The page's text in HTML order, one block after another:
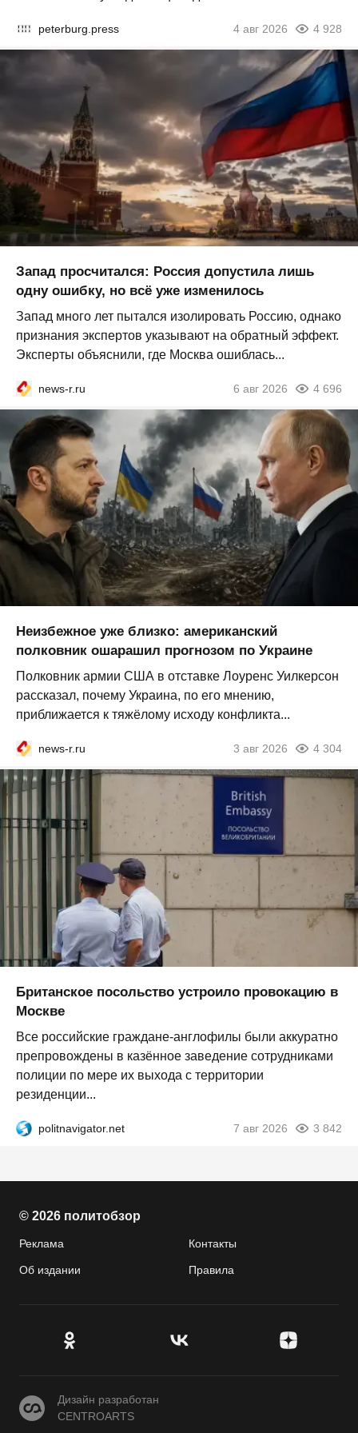
peterburg.press 4 авг 2026 4 928
Запад просчитался: Россия допустила лишь
одну ошибку, но всё уже изменилось
Запад много лет пытался изолировать Россию, однако
признания экспертов указывают на обратный эффект.
Эксперты объяснили, где Москва ошиблась...
news-r.ru 6 авг 2026 4 696
Неизбежное уже близко: американский
полковник ошарашил прогнозом по Украине
Полковник армии США в отставке Лоуренс Уилкерсон
рассказал, почему Украина, по его мнению,
приближается к тяжёлому исходу конфликта...
news-r.ru 3 авг 2026 4 304
Британское посольство устроило провокацию в
Москве
Все российские граждане-англофилы были аккуратно
препровождены в казённое заведение сотрудниками
полиции по мере их выхода с территории
резиденции...
politnavigator.net 7 авг 2026 3 842
© 2026 политобзор
Реклама Контакты
Об издании Правила
CENTROARTS